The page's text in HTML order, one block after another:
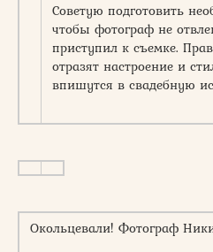
Советую подготовить
чтобы фотограф не
приступил к съемке.
отразят настроение и
впишутся в свадебную
Окольцевали! Фотограф